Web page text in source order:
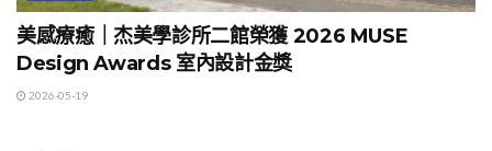
美感療癒｜杰美學診所二館榮獲 2026 MUSE
Design Awards 室內設計金獎
2026-05-19